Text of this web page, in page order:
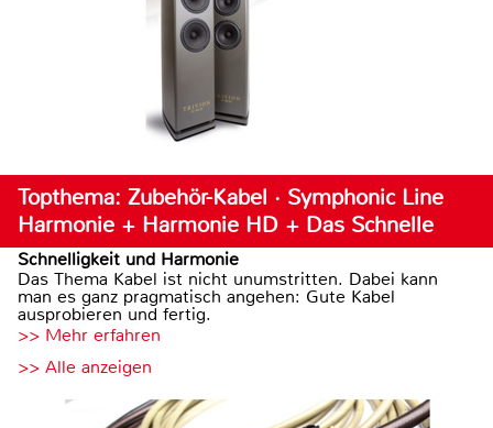
Topthema: Zubehör-Kabel · Symphonic Line
Harmonie + Harmonie HD + Das Schnelle
Schnelligkeit und Harmonie
Das Thema Kabel ist nicht unumstritten. Dabei kann
man es ganz pragmatisch angehen: Gute Kabel
ausprobieren und fertig.
>> Mehr erfahren
>> Alle anzeigen